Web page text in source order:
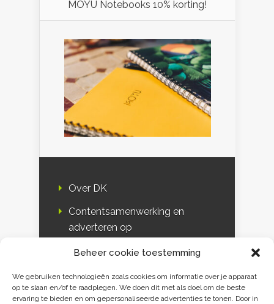
Beheer cookie toestemming
We gebruiken technologieën zoals cookies om informatie over je apparaat
op te slaan en/of te raadplegen. We doen dit met als doel om de beste
ervaring te bieden en om gepersonaliseerde advertenties te tonen. Door in
MOYU Notebooks 10% korting!
Over DK
Contentsamenwerking en
adverteren op
DK & media